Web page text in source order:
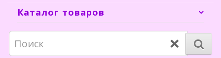
Каталог товаров
×